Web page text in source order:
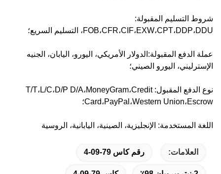
شروط التسليم المقبولة:
FOB،CFR،CIF،EXW،CPT،DDP،DDU، التسليم السريع؛
عملة الدفع المقبولة:الدولار الأمريكي، اليورو، اليابان، الجنيه
الإسترليني، اليورو الصيني؛
نوع الدفع المقبول: T/T،L/C،D/P D/A،MoneyGram،Credit
Card،PayPal،Western Union،Escrow؛
اللغة المستخدمة: الإنجليزية، الصينية، اليابانية، الروسية
العلامات: رقم كاس 79-09-4